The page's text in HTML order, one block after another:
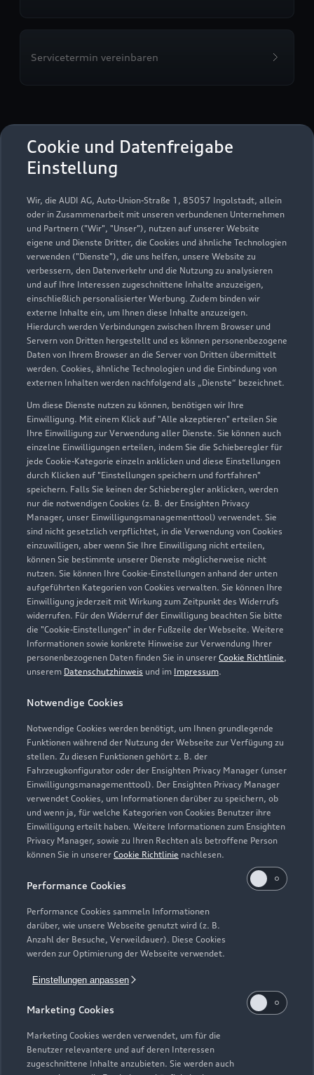
Cookie und Datenfreigabe
Einstellung
Wir, die AUDI AG, Auto-Union-Straße 1, 85057 Ingolstadt, allein
oder in Zusammenarbeit mit unseren verbundenen Unternehmen
und Partnern ("Wir", "Unser"), nutzen auf unserer Website
eigene und Dienste Dritter, die Cookies und ähnliche Technologien
verwenden ("Dienste"), die uns helfen, unsere Website zu
verbessern, den Datenverkehr und die Nutzung zu analysieren
und auf Ihre Interessen zugeschnittene Inhalte anzuzeigen,
einschließlich personalisierter Werbung. Zudem binden wir
externe Inhalte ein, um Ihnen diese Inhalte anzuzeigen.
Hierdurch werden Verbindungen zwischen Ihrem Browser und
Servern von Dritten hergestellt und es können personenbezogene
Daten von Ihrem Browser an die Server von Dritten übermittelt
werden. Cookies, ähnliche Technologien und die Einbindung von
externen Inhalten werden nachfolgend als „Dienste“ bezeichnet.
Um diese Dienste nutzen zu können, benötigen wir Ihre
Einwilligung. Mit einem Klick auf "Alle akzeptieren" erteilen Sie
Ihre Einwilligung zur Verwendung aller Dienste. Sie können auch
einzelne Einwilligungen erteilen, indem Sie die Schieberegler für
jede Cookie-Kategorie einzeln anklicken und diese Einstellungen
durch Klicken auf "Einstellungen speichern und fortfahren"
speichern. Falls Sie keinen der Schieberegler anklicken, werden
nur die notwendigen Cookies (z. B. der Ensighten Privacy
Manager, unser Einwilligungsmanagementtool) verwendet. Sie
sind nicht gesetzlich verpflichtet, in die Verwendung von Cookies
einzuwilligen, aber wenn Sie Ihre Einwilligung nicht erteilen,
können Sie bestimmte unserer Dienste möglicherweise nicht
nutzen. Sie können Ihre Cookie-Einstellungen anhand der unten
aufgeführten Kategorien von Cookies verwalten. Sie können Ihre
Einwilligung jederzeit mit Wirkung zum Zeitpunkt des Widerrufs
widerrufen. Für den Widerruf der Einwilligung beachten Sie bitte
die "Cookie-Einstellungen" in der Fußzeile der Webseite. Weitere
Informationen sowie konkrete Hinweise zur Verwendung Ihrer
personenbezogenen Daten finden Sie in unserer Cookie Richtlinie,
unserem Datenschutzhinweis und im Impressum.
Notwendige Cookies
Notwendige Cookies werden benötigt, um Ihnen grundlegende
Funktionen während der Nutzung der Webseite zur Verfügung zu
stellen. Zu diesen Funktionen gehört z. B. der
Fahrzeugkonfigurator oder der Ensighten Privacy Manager (unser
Einwilligungsmanagementtool). Der Ensighten Privacy Manager
verwendet Cookies, um Informationen darüber zu speichern, ob
und wenn ja, für welche Kategorien von Cookies Benutzer ihre
Einwilligung erteilt haben. Weitere Informationen zum Ensighten
Privacy Manager, sowie zu Ihren Rechten als betroffene Person
können Sie in unserer Cookie Richtlinie nachlesen.
Performance Cookies
Performance Cookies sammeln Informationen
darüber, wie unsere Webseite genutzt wird (z. B.
Anzahl der Besuche, Verweildauer). Diese Cookies
werden zur Optimierung der Webseite verwendet.
Einstellungen anpassen
Marketing Cookies
Marketing Cookies werden verwendet, um für die
Benutzer relevantere und auf deren Interessen
zugeschnittene Inhalte anzubieten. Sie werden auch
Servicetermin vereinbaren
Autocenter Gaus GmbH &
Co. KG
Dingerdisser Straße 1
33699 Bielefeld
0521 5575655
info@autocenter-gaus.de
Kontaktdaten herunterladen
Öffnungszeiten
Service
Geschlossen,öffnet amMontag 07:00
Teile- & Zubehörverkauf
Geschlossen,öffnet am Montag 07:00
Zurück nach oben
Modelle
Elektromodelle
Plug-in-Hybride
Neuwagensuche
Gebrauchtwagensuche
Geschäftskunden
Service & Zubehör
Saisonale Angebote
Audi Services
Garantie
Audi digital services
myAudi
Support
Audi Code
Über Audi
Unternehmen
Karriere